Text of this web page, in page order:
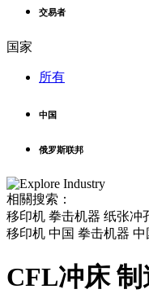
交易者
国家
所有
中国
俄罗斯联邦
相關搜索：
移印机 拳击机器 纸张冲
移印机 中国 拳击机器
CFL冲床 制